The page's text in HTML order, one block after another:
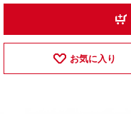
お気に入り